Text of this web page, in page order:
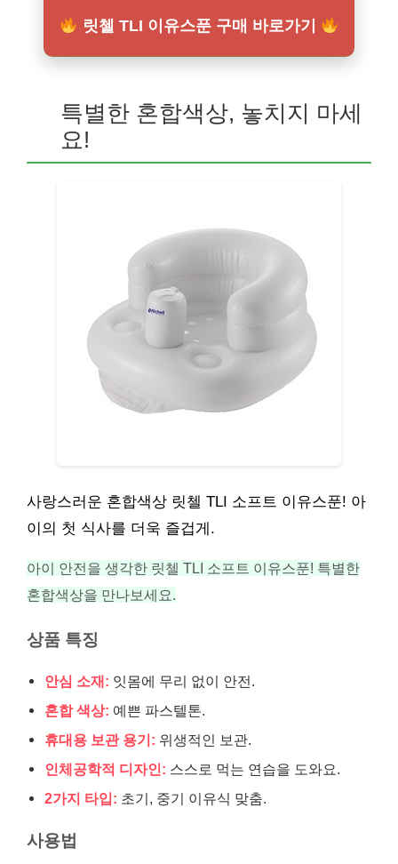
릿첼 TLI 이유스푼 구매 바로가기
특별한 혼합색상, 놓치지 마세
요!
사랑스러운 혼합색상 릿첼 TLI 소프트 이유스푼! 아
이의 첫 식사를 더욱 즐겁게.
아이 안전을 생각한 릿첼 TLI 소프트 이유스푼! 특별한
혼합색상을 만나보세요.
상품 특징
안심 소재: 잇몸에 무리 없이 안전.
혼합 색상: 예쁜 파스텔톤.
휴대용 보관 용기: 위생적인 보관.
인체공학적 디자인: 스스로 먹는 연습을 도와요.
2가지 타입: 초기, 중기 이유식 맞춤.
사용법